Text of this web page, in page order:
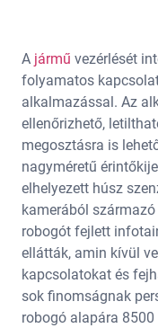
A jármű vezérlését
folyamatos
alkalmazással. Az
ellenőrizhető,
megosztásra is
nagyméretű
elhelyezett húsz
kamerából
robogót fejlett
ellátták, amin kívül
kapcsolatokat és
sok finomságnak
robogó alapára